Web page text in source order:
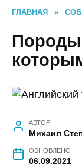
ГЛАВНАЯ »
Породы
АВТОР
Михаил
ОБНОВЛЕНО
06.09.2021